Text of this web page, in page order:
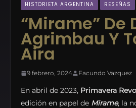
HISTORIETA ARGENTINA RESEÑAS
“Mirame” De
Agrimbau Y
Aira
9 febrero, 2024 Facundo Vazquez
En abril de 2023, Primavera
edición en papel de Mirame, la